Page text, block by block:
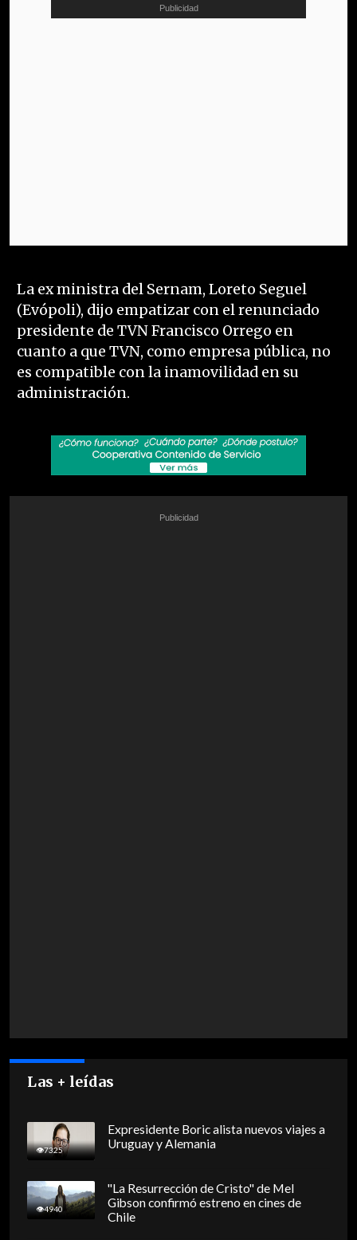
La ex ministra del Sernam, Loreto Seguel
(Evópoli), dijo empatizar con el renunciado
presidente de TVN Francisco Orrego en
cuanto a que TVN, como empresa pública, no
es compatible con la inamovilidad en su
administración.
Las + leídas
7325
Expresidente Boric alista nuevos viajes a
Uruguay y Alemania
4940
"La Resurrección de Cristo" de Mel
Gibson confirmó estreno en cines de
Chile